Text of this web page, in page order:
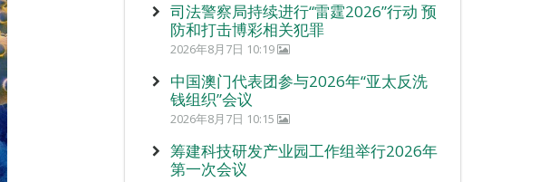
司法警察局持续进行“雷霆2026”行动 预
防和打击博彩相关犯罪
2026年8月7日 10:19
中国澳门代表团参与2026年“亚太反洗
钱组织”会议
2026年8月7日 10:15
筹建科技研发产业园工作组举行2026年
第一次会议